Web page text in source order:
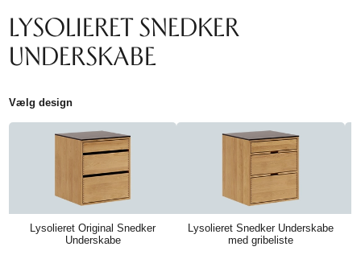
HVIDEVARER
INSPIRATION
LYSOLIERET SNEDKER
UNDERSKABE
Vælg design
Lysolieret Original Snedker
Underskabe
Lysolieret Snedker Underskabe
med gribeliste